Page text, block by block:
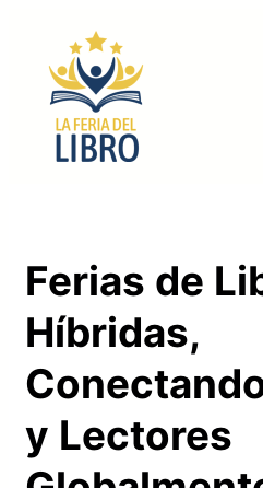
contenido
Ferias de
Híbridas,
y Lectores